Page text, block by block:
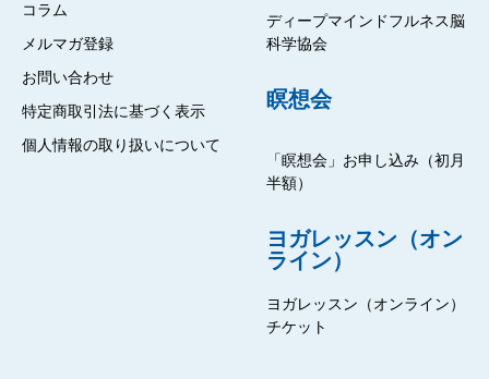
コラム
メルマガ登録
お問い合わせ
特定商取引法に基づく表示
個人情報の取り扱いについて
ディープマインドフルネス脳
科学協会
瞑想会
「瞑想会」お申し込み（初月
半額）
ヨガレッスン（オン
ライン）
ヨガレッスン（オンライン）
チケット